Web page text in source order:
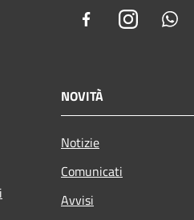
FacebookInstagram
NOVITÀ
Notizie
Comunicati
Avvisi